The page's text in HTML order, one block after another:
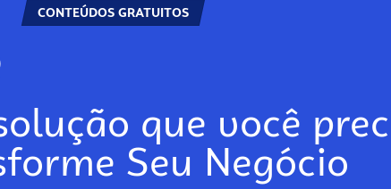
CONTEÚDOS GRATUITOS
que você
Seu Negócio